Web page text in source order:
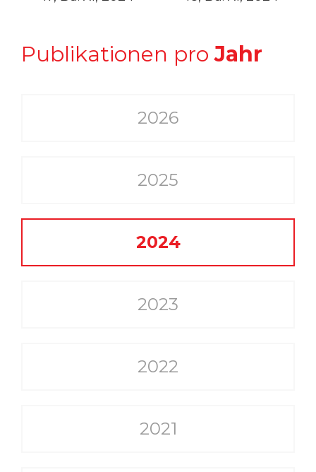
Publikationen proJahr
2026
2025
2024
2023
2022
2021